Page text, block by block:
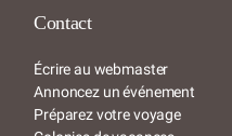
Contact
Écrire au webmaster
Annoncez un événement
Préparez votre voyage